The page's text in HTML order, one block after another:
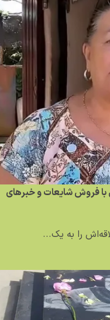
ساله کلمبیایی با فروش شایعات و خبر‌های